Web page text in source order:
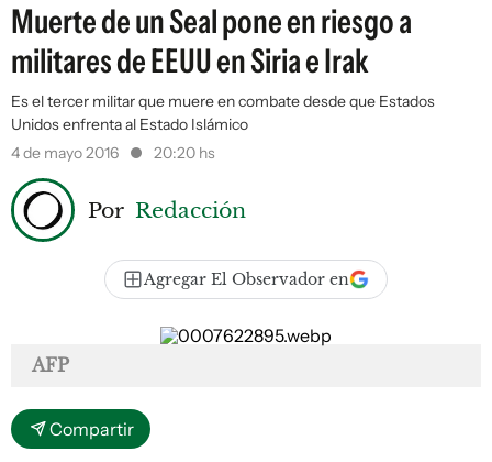
Muerte de un Seal pone en riesgo a
militares de EEUU en Siria e Irak
Es el tercer militar que muere en combate desde que Estados
Unidos enfrenta al Estado Islámico
4 de mayo 2016
20:20 hs
Por Redacción
Agregar El Observador en
AFP
Compartir